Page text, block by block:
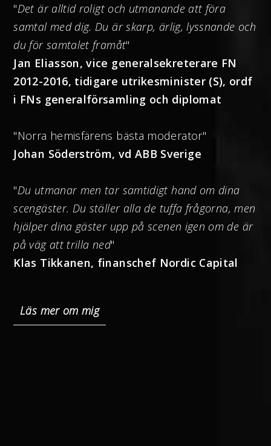
"Det är alltid roligt och utmanande att föra
samtal med dig. Du är skarp, ärlig, lyssnande och
du för samtalet framåt"
Jan Eliasson, vice generalsekreterare FN
2012-2016, tidigare utrikesminister (S), ordf
i FNs generalförsamling och diplomat
"Norra hemisfärens bästa moderator"
Johan Söderström, vd ABB Sverige
"Du utmanar men tar samtidigt hand om dina
scengäster. Du ställer alla de tuffa frågorna, men
hjälper dina gäster upp på scenen igen om de är
på väg att trilla ned"
Klas Tikkanen, finanschef Nordic Capital
Läs mer om mig